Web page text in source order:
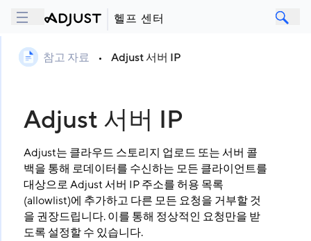
헬프 센터
참고 자료 • Adjust 서버 IP
Adjust 서버 IP
Adjust는 클라우드 스토리지 업로드 또는 서버 콜
백을 통해 로데이터를 수신하는 모든 클라이언트를
대상으로 Adjust 서버 IP 주소를 허용 목록
(allowlist)에 추가하고 다른 모든 요청을 거부할 것
을 권장드립니다. 이를 통해 정상적인 요청만을 받
도록 설정할 수 있습니다.